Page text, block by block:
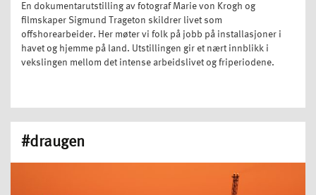
En dokumentarutstilling av fotograf Marie von Krogh og
filmskaper Sigmund Trageton skildrer livet som
offshorearbeider. Her møter vi folk på jobb på installasjoner i
havet og hjemme på land. Utstillingen gir et nært innblikk i
vekslingen mellom det intense arbeidslivet og friperiodene.
#draugen